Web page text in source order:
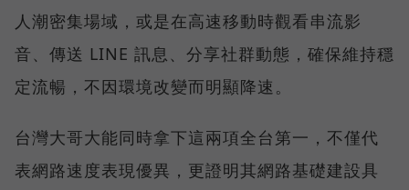
人潮密集場域，或是在高速移動時觀看串流影
音、傳送 LINE 訊息、分享社群動態，確保維持穩
定流暢，不因環境改變而明顯降速。
台灣大哥大能同時拿下這兩項全台第一，不僅代
表網路速度表現優異，更證明其網路基礎建設具